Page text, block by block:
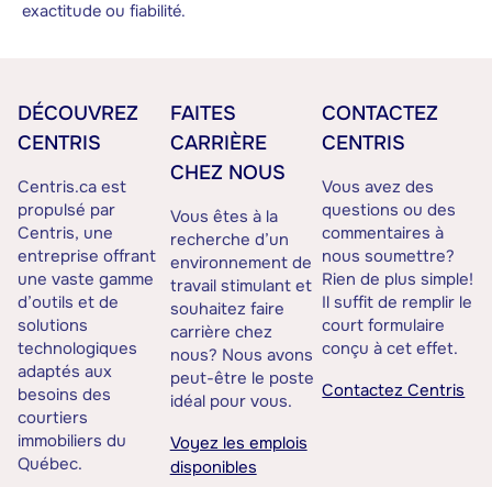
exactitude ou fiabilité.
DÉCOUVREZ
CENTRIS
Centris.ca est
propulsé par
Centris, une
entreprise offrant
une vaste gamme
d’outils et de
solutions
technologiques
adaptés aux
besoins des
courtiers
immobiliers du
Québec.
FAITES
CARRIÈRE
CHEZ NOUS
Vous êtes à la
recherche d’un
environnement de
travail stimulant et
souhaitez faire
carrière chez
nous? Nous avons
peut-être le poste
idéal pour vous.
Voyez les emplois
disponibles
CONTACTEZ
CENTRIS
Vous avez des
questions ou des
commentaires à
nous soumettre?
Rien de plus simple!
Il suffit de remplir le
court formulaire
conçu à cet effet.
Contactez Centris